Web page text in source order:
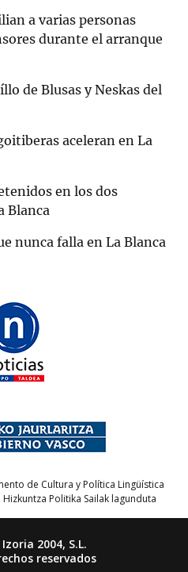
a varias personas
durante el arranque
de Blusas y Neskas del
aceleran en La
en los dos
Blanca
nunca falla en La Blanca
de Cultura y Política Lingüística
Politika Sailak lagunduta
2004, S.L.
reservados